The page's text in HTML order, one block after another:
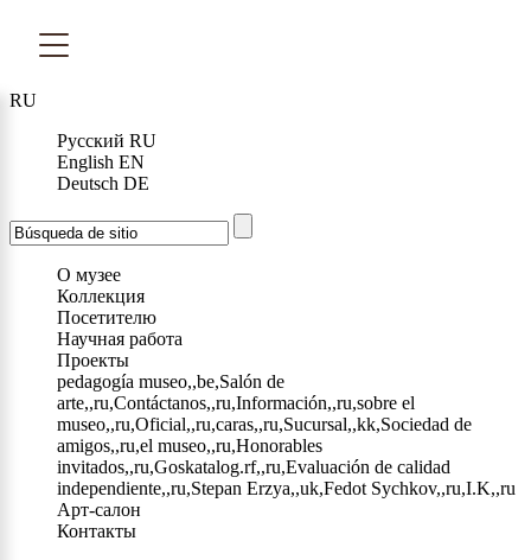
RU
Русский RU
English EN
Deutsch DE
О музее
Коллекция
Посетителю
Научная работа
Проекты
pedagogía museo,,be,Salón de
arte,,ru,Contáctanos,,ru,Información,,ru,sobre el
museo,,ru,Oficial,,ru,caras,,ru,Sucursal,,kk,Sociedad de
amigos,,ru,el museo,,ru,Honorables
invitados,,ru,Goskatalog.rf,,ru,Evaluación de calidad
independiente,,ru,Stepan Erzya,,uk,Fedot Sychkov,,ru,I.K,,ru
Арт-салон
Контакты